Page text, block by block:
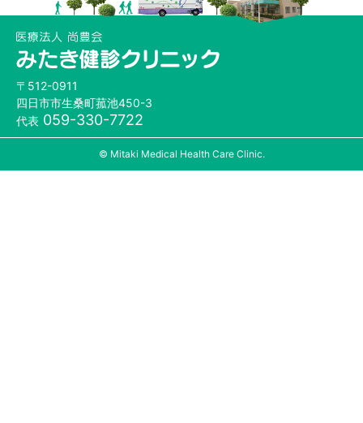
〒512-0911
四日市市生桑町菰池450-3
代表 059-330-7722
© Mitaki Medical Health Care Clinic.